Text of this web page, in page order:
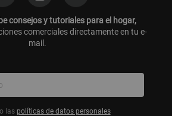
consejos y tutoriales para el hogar,
comerciales directamente en tu e-
mail.
las políticas de datos personales